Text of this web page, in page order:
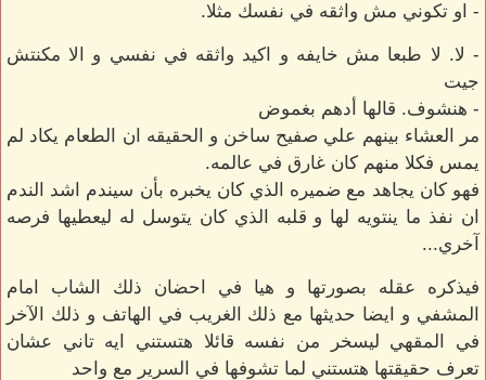
- او تكوني مش واثقه في نفسك مثلا.
- لا. لا طبعا مش خايفه و اكيد واثقه في نفسي و الا مكنتش
جيت
- هنشوف. قالها أدهم بغموض
مر العشاء بينهم علي صفيح ساخن و الحقيقه ان الطعام يكاد لم
يمس فكلا منهم كان غارق في عالمه.
فهو كان يجاهد مع ضميره الذي كان يخبره بأن سيندم اشد الندم
ان نفذ ما ينتويه لها و قلبه الذي كان يتوسل له ليعطيها فرصه
آخري...
فيذكره عقله بصورتها و هيا في احضان ذلك الشاب امام
المشفي و ايضا حديثها مع ذلك الغريب في الهاتف و ذلك الآخر
في المقهي ليسخر من نفسه قائلا هتستني ايه تاني عشان
تعرف حقيقتها هتستني لما تشوفها في السرير مع واحد